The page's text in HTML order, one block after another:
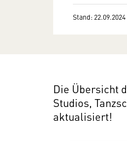
Stand: 22.09.2024
Die Übersicht
Studios,
aktualisiert!